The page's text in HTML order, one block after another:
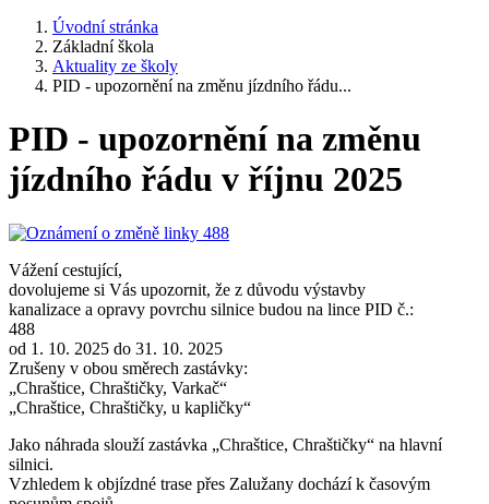
Úvodní stránka
Základní škola
Aktuality ze školy
PID - upozornění na změnu jízdního řádu...
PID - upozornění na změnu
jízdního řádu v říjnu 2025
Vážení cestující,
dovolujeme si Vás upozornit, že z důvodu výstavby
kanalizace a opravy povrchu silnice budou na lince PID č.:
488
od 1. 10. 2025 do 31. 10. 2025
Zrušeny v obou směrech zastávky:
„Chraštice, Chraštičky, Varkač“
„Chraštice, Chraštičky, u kapličky“
Jako náhrada slouží zastávka „Chraštice, Chraštičky“ na hlavní
silnici.
Vzhledem k objízdné trase přes Zalužany dochází k časovým